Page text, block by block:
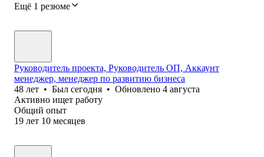
Ещё 1 резюме
Руководитель проекта, Руководитель ОП, Аккаунт
менеджер, менеджер по развитию бизнеса
48 лет • Был сегодня • Обновлено 4 августа
Активно ищет работу
Общий опыт
19 лет 10 месяцев